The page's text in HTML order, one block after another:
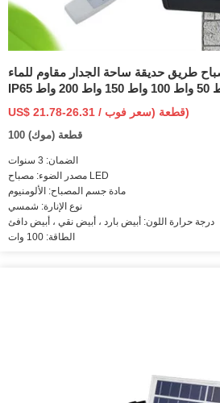
طريق حديقة ساحة الجدار مقاوم للماء
IP65 عالية الطاقة 30 واط 50 واط 100 واط 150 واط 200 واط
الشمسية مصباح ليد للشارع السعر
US$ 21.78-26.31 / قطعة (سعر فوب)
100 قطعة (موك)
الضمان: 3 سنوات
مصدر الضوء: مصباح LED
مادة جسم المصباح: الألومنيوم
نوع الإنارة: شمسي
درجة حرارة اللون: أبيض بارد ، أبيض نقي ، أبيض دافئ
الطاقة: 100 وات